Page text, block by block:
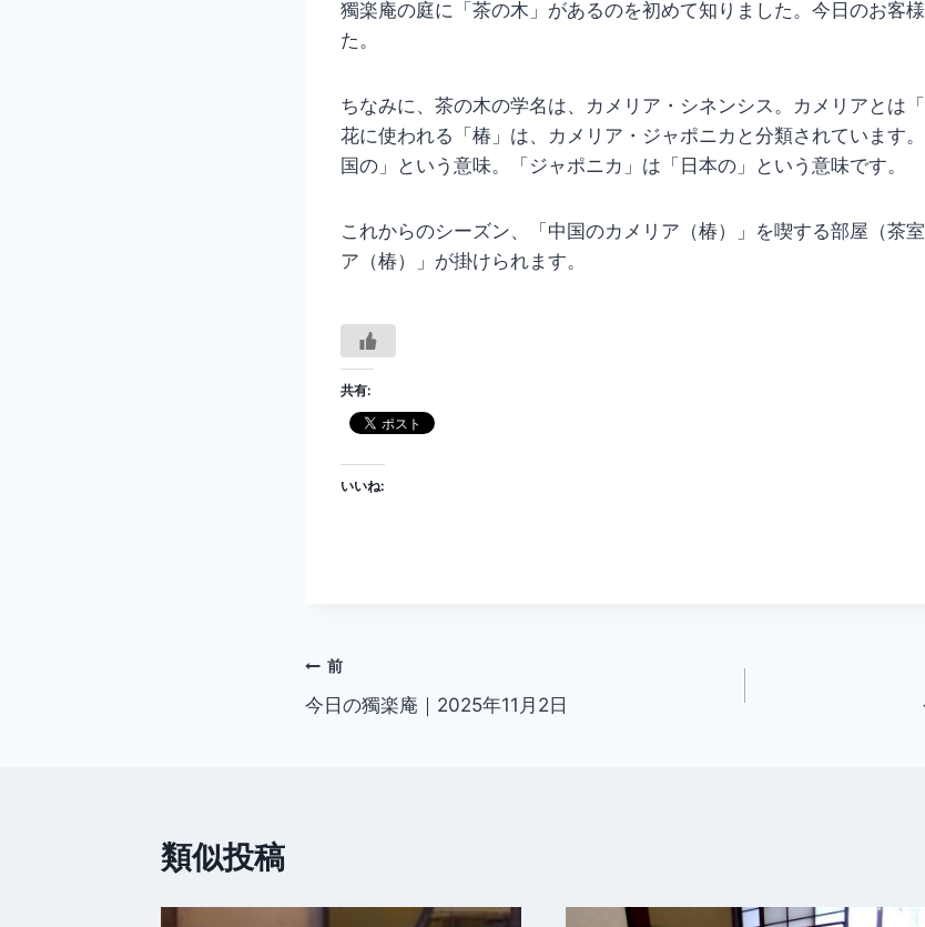
獨楽庵の庭に「茶の木」があるのを初めて知りました。今日のお客
た。
ちなみに、茶の木の学名は、カメリア・シネンシス。カメリアとは
花に使われる「椿」は、カメリア・ジャポニカと分類されています
国の」という意味。「ジャポニカ」は「日本の」という意味です。
これからのシーズン、「中国のカメリア（椿）」を喫する部屋（茶
ア（椿）」が掛けられます。
共有:
いいね:
投
稿
ー
前
今日の獨楽庵｜2025年11月2日
類似投稿